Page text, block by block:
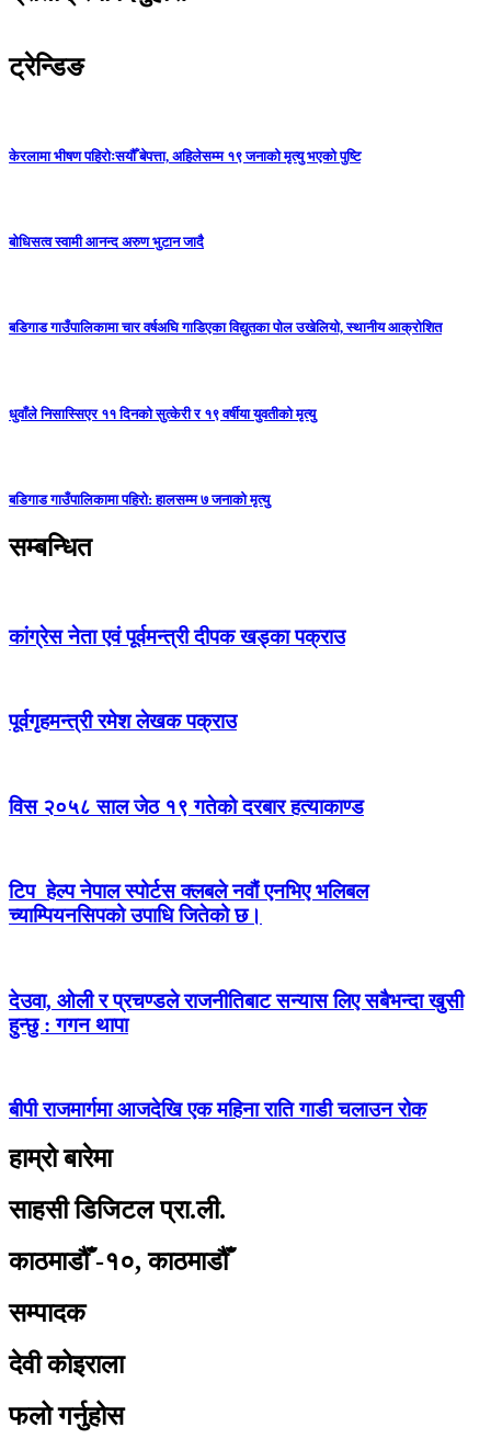
ट्रेन्डिङ
केरलामा भीषण पहिरोःसयौँ बेपत्ता, अहिलेसम्म १९ जनाको मृत्यु भएको पुष्टि
बोधिसत्व स्वामी आनन्द अरुण भुटान जादै
बडिगाड गाउँपालिकामा चार वर्षअघि गाडिएका विद्युतका पोल उखेलियो, स्थानीय आक्रोशित
धुवाँले निसास्सिएर ११ दिनको सुत्केरी र १९ वर्षीया युवतीको मृत्यु
बडिगाड गाउँपालिकामा पहिरो: हालसम्म ७ जनाको मृत्यु
सम्बन्धित
कांग्रेस नेता एवं पूर्वमन्त्री दीपक खड्का पक्राउ
पूर्वगृहमन्त्री रमेश लेखक पक्राउ
विस २०५८ साल जेठ १९ गतेको दरबार हत्याकाण्ड
टिप हेल्प नेपाल स्पोर्टस क्लबले नवौं एनभिए भलिबल
च्याम्पियनसिपको उपाधि जितेको छ।
देउवा, ओली र प्रचण्डले राजनीतिबाट सन्यास लिए सबैभन्दा खुसी
हुन्छु : गगन थापा
बीपी राजमार्गमा आजदेखि एक महिना राति गाडी चलाउन रोक
हाम्रो बारेमा
साहसी डिजिटल प्रा.ली.
काठमाडौँ -१०, काठमाडौँ
सम्पादक
देवी कोइराला
फलो गर्नुहोस